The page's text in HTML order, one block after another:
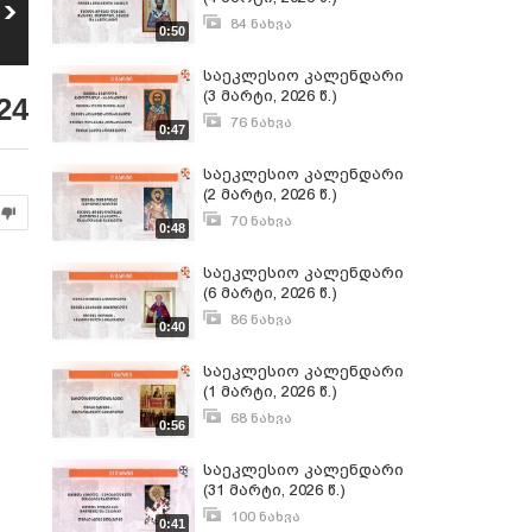
საეკლესიო
კალენდარი (4
აგვისტო, 2026 წ.)
ნახვა
საეკლესიო
კალენდარი (3
0:50 84 ნახვა
0:47
საეკლესიო კალენდარი
(3 მარტი, 2026 წ.)
76 ნახვა
0:48
საეკლესიო კალენდარი
(2 მარტი, 2026 წ.)
70 ნახვა
0:40
საეკლესიო კალენდარი
(6 მარტი, 2026 წ.)
86 ნახვა
0:56
საეკლესიო კალენდარი
(1 მარტი, 2026 წ.)
68 ნახვა
0:41
საეკლესიო კალენდარი
(31 მარტი, 2026 წ.)
100 ნახვა